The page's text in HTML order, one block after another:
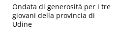
Ondata di generosità per i tre
giovani della provincia di
Udine